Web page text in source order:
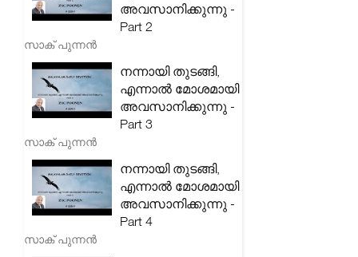
അവസാനിക്കുന്നു -
Part 2
സാക് പുന്നൻ
നന്നായി തുടങ്ങി,
എന്നാൽ മോശമായി
അവസാനിക്കുന്നു -
Part 3
സാക് പുന്നൻ
നന്നായി തുടങ്ങി,
എന്നാൽ മോശമായി
അവസാനിക്കുന്നു -
Part 4
സാക് പുന്നൻ